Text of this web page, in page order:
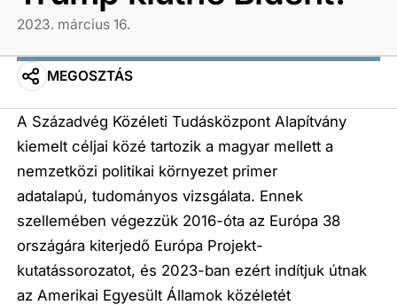
2023. március 16.
MEGOSZTÁS
A Századvég Közéleti Tudásközpont Alapítvány
kiemelt céljai közé tartozik a magyar mellett a
nemzetközi politikai környezet primer
adatalapú, tudományos vizsgálata. Ennek
szellemében végezzük 2016-óta az Európa 38
országára kiterjedő Európa Projekt-
kutatássorozatot, és 2023-ban ezért indítjuk útnak
az Amerikai Egyesült Államok közéletét